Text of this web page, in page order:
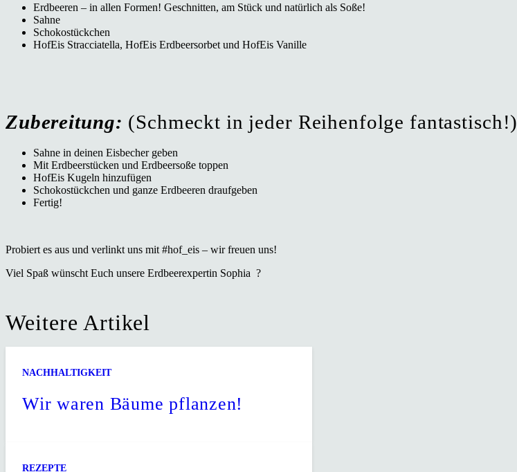
Erdbeeren – in allen Formen! Geschnitten, am Stück und natürlich als Soße!
Sahne
Schokostückchen
HofEis Stracciatella, HofEis Erdbeersorbet und HofEis Vanille
Zubereitung: (Schmeckt in jeder Reihenfolge fantastisch!)
Sahne in deinen Eisbecher geben
Mit Erdbeerstücken und Erdbeersoße toppen
HofEis Kugeln hinzufügen
Schokostückchen und ganze Erdbeeren draufgeben
Fertig!
Probiert es aus und verlinkt uns mit #hof_eis – wir freuen uns!
Viel Spaß wünscht Euch unsere Erdbeerexpertin Sophia ?
Weitere Artikel
NACHHALTIGKEIT
Wir waren Bäume pflanzen!
REZEPTE